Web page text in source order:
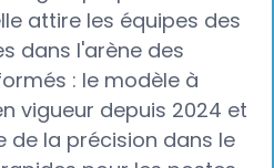
attire les équipes des
dans l'arène des
: le modèle à
vigueur depuis 2024 et
de la précision dans le